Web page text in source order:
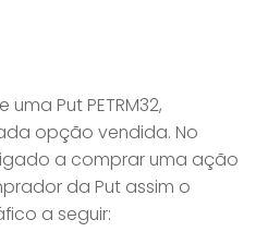
Put PETRM32,
opção vendida. No
a comprar uma ação
da Put assim o
a seguir: